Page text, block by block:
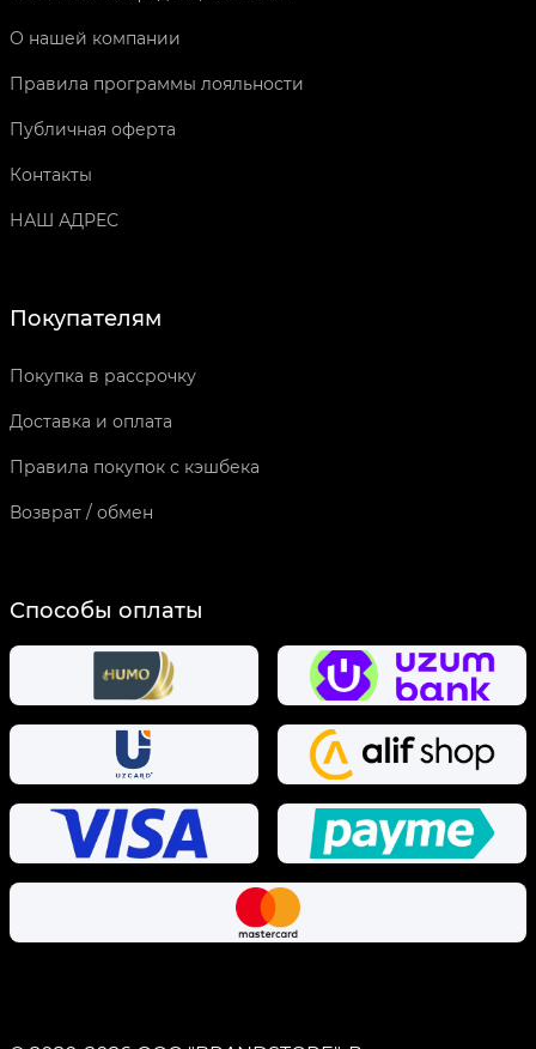
О нашей компании
Правила программы лояльности
Публичная оферта
Контакты
НАШ АДРЕС
Покупателям
Покупка в рассрочку
Доставка и оплата
Правила покупок с кэшбека
Возврат / обмен
Способы оплаты